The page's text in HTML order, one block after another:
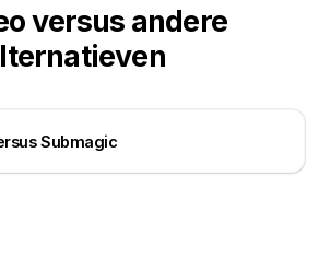
versus andere
Submagic